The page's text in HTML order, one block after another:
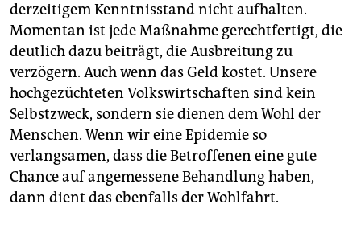
derzeitigem Kenntnisstand nicht aufhalten.
Momentan ist jede Maßnahme gerechtfertigt, die
deutlich dazu beiträgt, die Ausbreitung zu
verzögern. Auch wenn das Geld kostet. Unsere
hochgezüchteten Volkswirtschaften sind kein
Selbstzweck, sondern sie dienen dem Wohl der
Menschen. Wenn wir eine Epidemie so
verlangsamen, dass die Betroffenen eine gute
Chance auf angemessene Behandlung haben,
dann dient das ebenfalls der Wohlfahrt.